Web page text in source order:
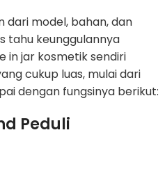
dari model, bahan, dan
tahu keunggulannya
in jar kosmetik sendiri
cukup luas, mulai dari
dengan fungsinya berikut:
Peduli